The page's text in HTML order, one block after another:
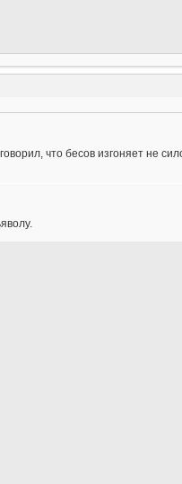
что бесов изгоняет не